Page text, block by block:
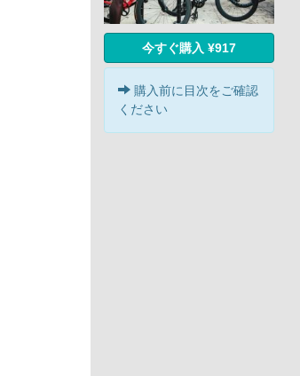
今すぐ購入 ¥917
購入前に目次をご確認
ください